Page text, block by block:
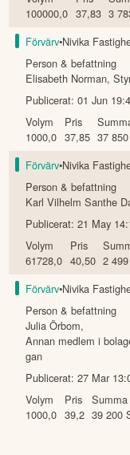
100000,0 37,83 3
Förvärv•Nivika
Person & befattning
Elisabeth Norman,
Publicerat:01 Jun
Volym
1000,0
Pris
37,85 37 850
Förvärv•Nivika
Person & befattning
Karl Vilhelm Santhe
Publicerat:21 May
Volym
61728,0
Pris
40,50 2
Förvärv•Nivika
Person & befattning
Julia Örbom,
Annan medlem i
gan
Publicerat:27 Mar
Volym
1000,0
Pris
39,2
Summa
39 200